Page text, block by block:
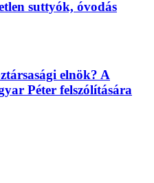
suttyók, óvodás
elnök? A
Péter felszólítására